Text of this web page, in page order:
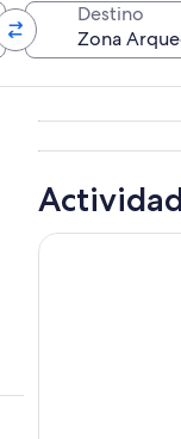
Destino
Tour to the